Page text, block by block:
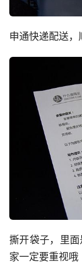
申通快递配送
撕开袋子，里
家一定要重视哦